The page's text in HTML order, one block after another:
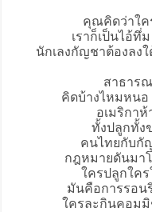
คุณคิดว่าใค
เราก็เป็นไอ้ทึ่
นักเลงกัญชาต้องลง
สาธาร
คิดบ้างไหมหนอ
อเมริกาห้
ทั้งปลูกทั้ง
คนไทยกับกั
กฎหมายดันมา
ใครปลูกใค
มันคือการรอน
ใครละกินคอม